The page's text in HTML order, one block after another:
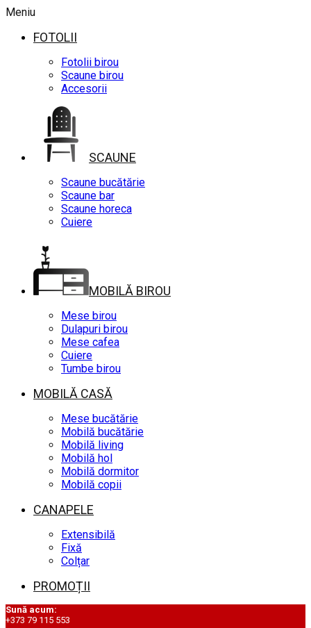
Meniu
FOTOLII
Fotolii birou
Scaune birou
Accesorii
SCAUNE
Scaune bucătărie
Scaune bar
Scaune horeca
Cuiere
MOBILĂ BIROU
Mese birou
Dulapuri birou
Mese cafea
Cuiere
Tumbe birou
MOBILĂ CASĂ
Mese bucătărie
Mobilă bucătărie
Mobilă living
Mobilă hol
Mobilă dormitor
Mobilă copii
CANAPELE
Extensibilă
Fixă
Colțar
PROMOȚII
Sună acum:
+373 79 115 553